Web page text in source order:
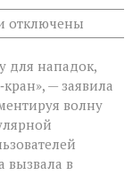
к
записи
слова — не
безлимитный
тариф»:
споры
вокруг
отзывов
о
отключены
для нападок,
— заявила
волну
вызвала в